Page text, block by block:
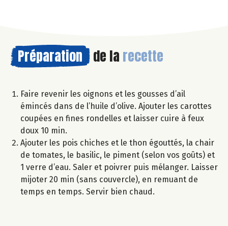
Préparation de la recette
Faire revenir les oignons et les gousses d’ail
émincés dans de l’huile d’olive. Ajouter les carottes
coupées en fines rondelles et laisser cuire à feux
doux 10 min.
Ajouter les pois chiches et le thon égouttés, la chair
de tomates, le basilic, le piment (selon vos goûts) et
1 verre d’eau. Saler et poivrer puis mélanger. Laisser
mijoter 20 min (sans couvercle), en remuant de
temps en temps. Servir bien chaud.